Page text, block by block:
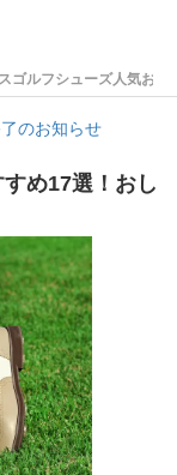
ゴルフシューズ人気お
のお知らせ
め17選！おし